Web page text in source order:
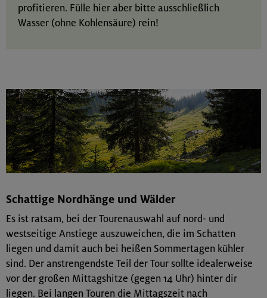
profitieren. Fülle hier aber bitte ausschließlich
Wasser (ohne Kohlensäure) rein!
Schattige Nordhänge und Wälder
Es ist ratsam, bei der Tourenauswahl auf nord- und
westseitige Anstiege auszuweichen, die im Schatten
liegen und damit auch bei heißen Sommertagen kühler
sind. Der anstrengendste Teil der Tour sollte idealerweise
vor der großen Mittagshitze (gegen 14 Uhr) hinter dir
liegen. Bei langen Touren die Mittagszeit nach